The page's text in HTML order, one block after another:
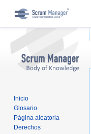
Inicio
Glosario
Página aleatoria
Derechos